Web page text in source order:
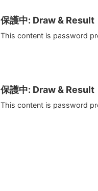
保護中: Draw & Result
This content is password
保護中: Draw & Result
This content is password